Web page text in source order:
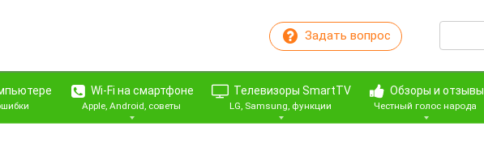
Задать вопрос Поиск:
Wi-Fi на смартфоне
Apple, Android, советы
Телевизоры SmartTV
LG, Samsung, функции
Обзоры и отзывы
Честный голос народа